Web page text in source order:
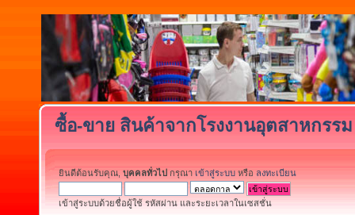
ซื้อ-ขาย สินค้าจากโรงงานอุตสาหกรร
ยินดีต้อนรับคุณ, บุคคลทั่วไป กรุณา เข้าสู่ระบบ หรือ ลงทะเบียน
เข้าสู่ระบบด้วยชื่อผู้ใช้ รหัสผ่าน และระยะเวลาในเซสชั่น